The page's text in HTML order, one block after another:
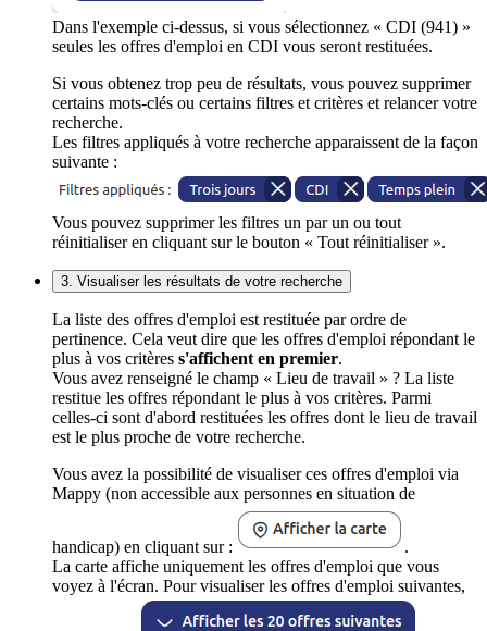
Dans l'exemple ci-dessus, si vous sélectionnez « CDI (941) »
seules les offres d'emploi en CDI vous seront restituées.
Si vous obtenez trop peu de résultats, vous pouvez supprimer
certains mots-clés ou certains filtres et critères et relancer votre
recherche.
Les filtres appliqués à votre recherche apparaissent de la façon
suivante :
Vous pouvez supprimer les filtres un par un ou tout
réinitialiser en cliquant sur le bouton « Tout réinitialiser ».
3. Visualiser les résultats de votre recherche
La liste des offres d'emploi est restituée par ordre de
pertinence. Cela veut dire que les offres d'emploi répondant le
plus à vos critères s'affichent en premier.
Vous avez renseigné le champ « Lieu de travail » ? La liste
restitue les offres répondant le plus à vos critères. Parmi
celles-ci sont d'abord restituées les offres dont le lieu de travail
est le plus proche de votre recherche.
Vous avez la possibilité de visualiser ces offres d'emploi via
Mappy (non accessible aux personnes en situation de
handicap) en cliquant sur :
.
La carte affiche uniquement les offres d'emploi que vous
voyez à l'écran. Pour visualiser les offres d'emploi suivantes,